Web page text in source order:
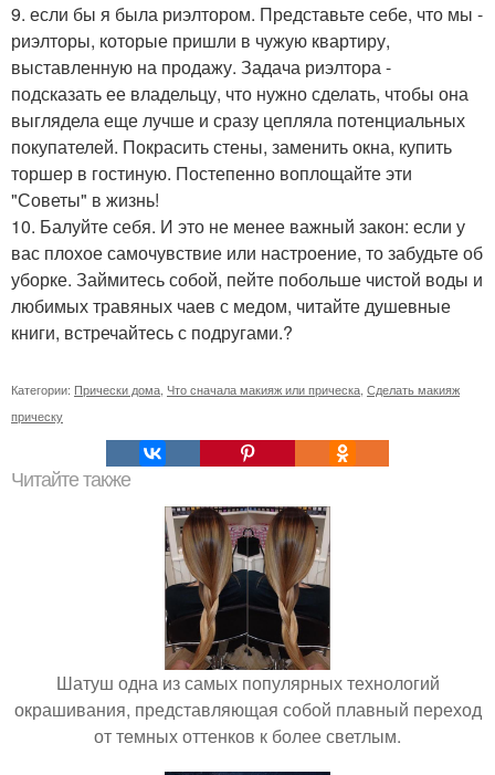
9. если бы я была риэлтором. Представьте себе, что мы -
риэлторы, которые пришли в чужую квартиру,
выставленную на продажу. Задача риэлтора -
подсказать ее владельцу, что нужно сделать, чтобы она
выглядела еще лучше и сразу цепляла потенциальных
покупателей. Покрасить стены, заменить окна, купить
торшер в гостиную. Постепенно воплощайте эти
"Советы" в жизнь!
10. Балуйте себя. И это не менее важный закон: если у
вас плохое самочувствие или настроение, то забудьте об
уборке. Займитесь собой, пейте побольше чистой воды и
любимых травяных чаев с медом, читайте душевные
книги, встречайтесь с подругами.?
Категории: Прически дома, Что сначала макияж или прическа, Сделать макияж
прическу
Читайте также
Шатуш одна из самых популярных технологий
окрашивания, представляющая собой плавный переход
от темных оттенков к более светлым.